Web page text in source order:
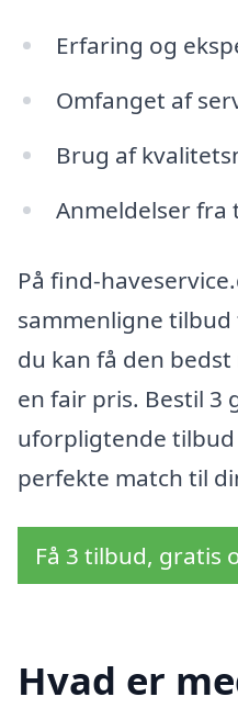
Erfaring og
Omfanget af
Brug af
Anmeldelser
På find-
sammenligne
du kan få den
en fair pris. Bestil 3
uforpligtende
perfekte match til
Få 3 tilbud, gratis
Hvad er